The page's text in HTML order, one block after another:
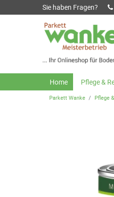
Sie haben Fragen?
Home Pflege &
Parkett Wanke Pflege